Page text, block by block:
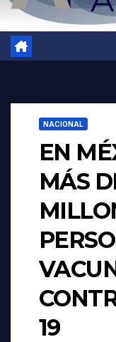
NACIONAL
EN
MÁS
19